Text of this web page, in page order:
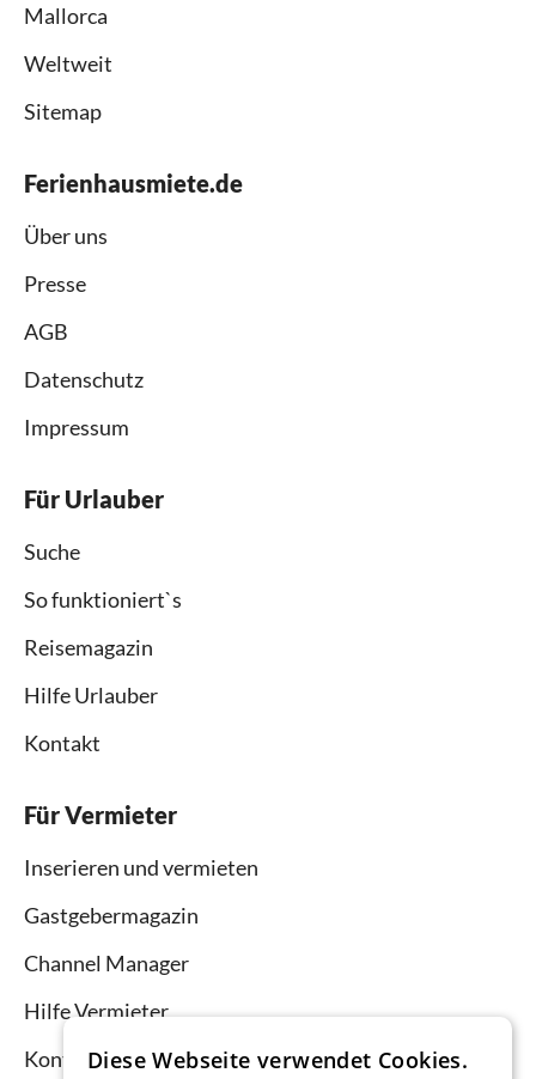
Mallorca
Weltweit
Sitemap
Ferienhausmiete.de
Über uns
Presse
AGB
Datenschutz
Impressum
Für Urlauber
Suche
So funktioniert`s
Reisemagazin
Hilfe Urlauber
Kontakt
Für Vermieter
Inserieren und vermieten
Gastgebermagazin
Channel Manager
Hilfe Vermieter
KontaktDiese Webseite verwendet Cookies.